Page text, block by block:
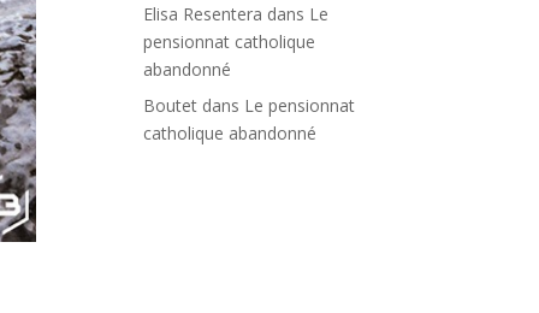
Elisa Resentera dans Le
pensionnat catholique
abandonné
Boutet dans Le pensionnat
catholique abandonné